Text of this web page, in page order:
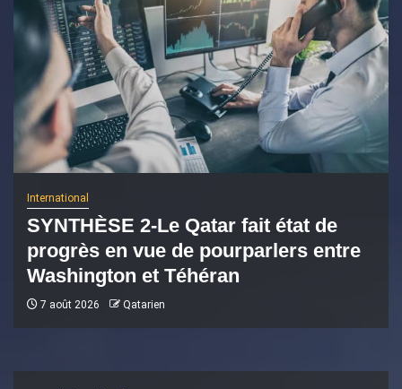
International
SYNTHÈSE 2-Le Qatar fait état de
progrès en vue de pourparlers entre
Washington et Téhéran
7 août 2026 Qatarien